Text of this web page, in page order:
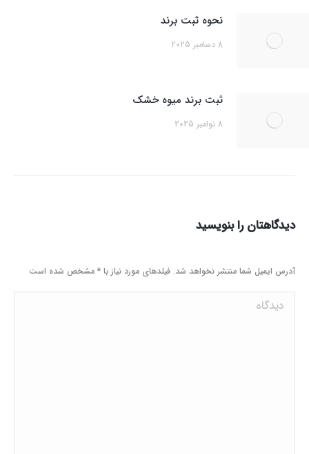
نحوه ثبت برند
8 دسامبر 2025
ثبت برند میوه خشک
8 نوامبر 2025
دیدگاهتان را بنویسید
آدرس ایمیل شما منتشر نخواهد شد. فیلدهای مورد نیاز با * مشخص شده است
دیدگاه